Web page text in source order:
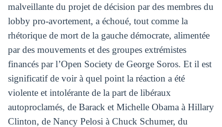
malveillante du projet de décision par des membres du
lobby pro-avortement, a échoué, tout comme la
rhétorique de mort de la gauche démocrate, alimentée
par des mouvements et des groupes extrémistes
financés par l’Open Society de George Soros. Et il est
significatif de voir à quel point la réaction a été
violente et intolérante de la part de libéraux
autoproclamés, de Barack et Michelle Obama à Hillary
Clinton, de Nancy Pelosi à Chuck Schumer, du